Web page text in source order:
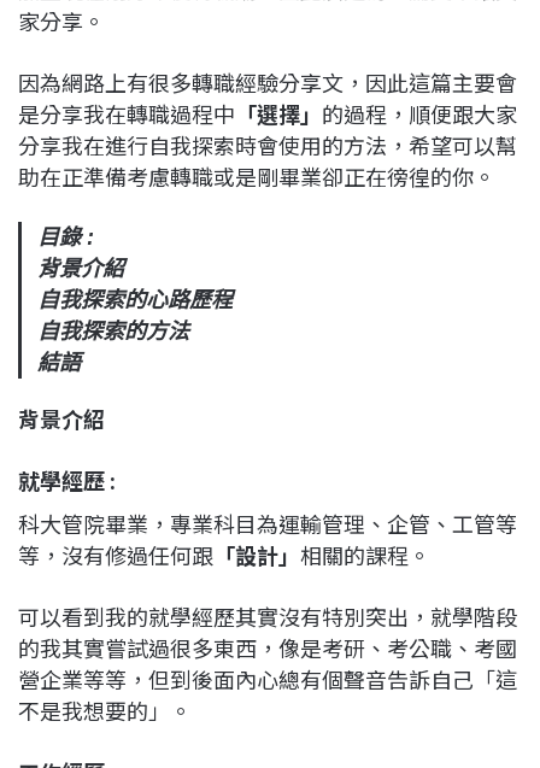
家分享。
因為網路上有很多轉職經驗分享文，因此這篇主要會
是分享我在轉職過程中 「選擇」 的過程，順便跟大家
分享我在進行自我探索時會使用的方法，希望可以幫
助在正準備考慮轉職或是剛畢業卻正在徬徨的你。
目錄 :
背景介紹
自我探索的心路歷程
自我探索的方法
結語
背景介紹
就學經歷 :
科大管院畢業，專業科目為運輸管理、企管、工管等
等，沒有修過任何跟 「設計」 相關的課程。
可以看到我的就學經歷其實沒有特別突出，就學階段
的我其實嘗試過很多東西，像是考研、考公職、考國
營企業等等，但到後面內心總有個聲音告訴自己「這
不是我想要的」。